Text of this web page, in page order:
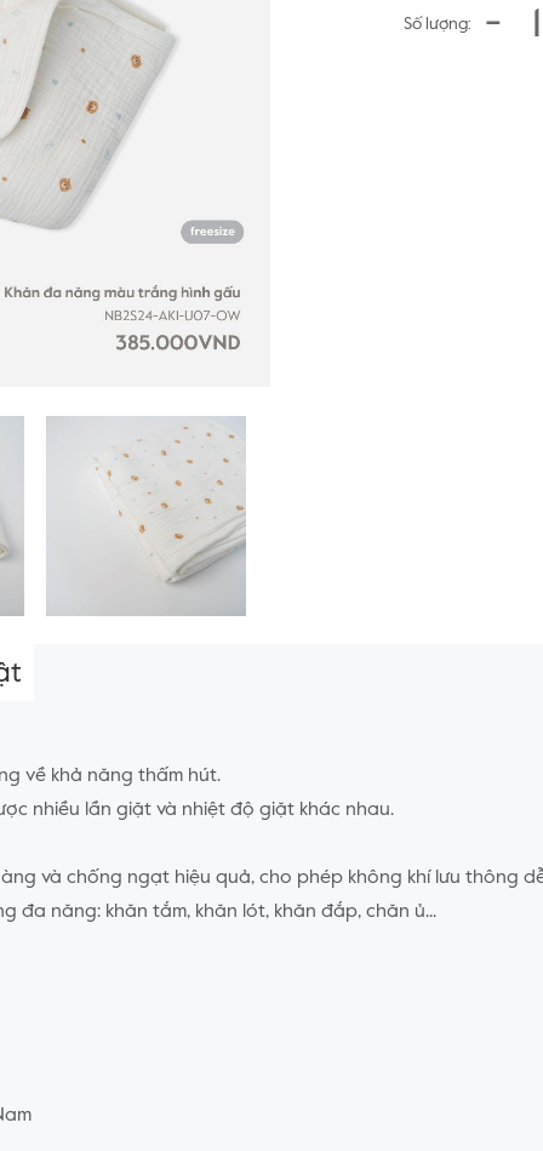
Số lượng: -
về khả năng thấm hút.​
nhiều lần giặt và nhiệt độ giặt khác nhau.​
và chống ngạt hiệu quả, cho phép không khí lưu thông
đa năng: khăn tắm, khăn lót, khăn đắp, chăn ủ...